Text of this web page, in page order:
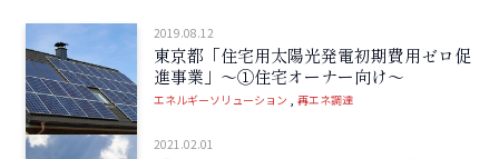
2019.08.12
東京都「住宅用太陽光発電初期費用ゼロ促
進事業」～①住宅オーナー向け～
エネルギーソリューション 再エネ調達
2021.02.01